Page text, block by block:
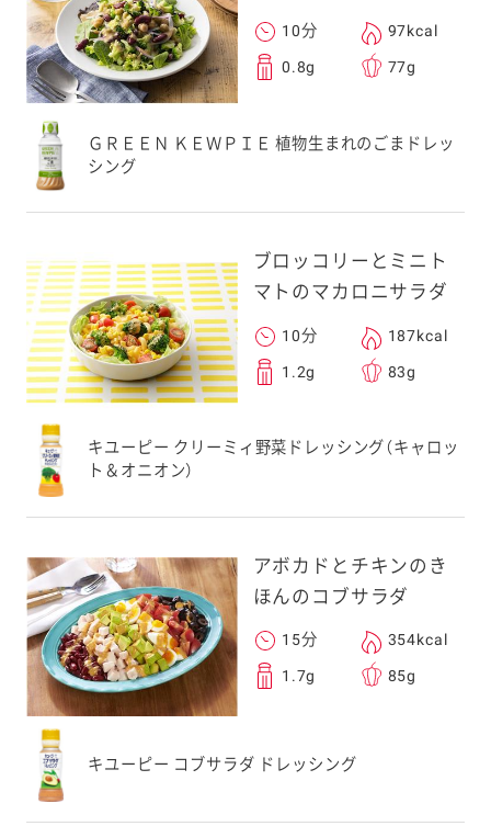
10分 97kcal
0.8g 77g
ＧＲＥＥＮ ＫＥＷＰＩＥ 植物生まれのごまドレッ
シング
ブロッコリーとミニト
マトのマカロニサラダ
10分 187kcal
1.2g 83g
キユーピー クリーミィ野菜ドレッシング（キャロッ
ト＆オニオン）
アボカドとチキンのき
ほんのコブサラダ
15分 354kcal
1.7g 85g
キユーピー コブサラダ ドレッシング